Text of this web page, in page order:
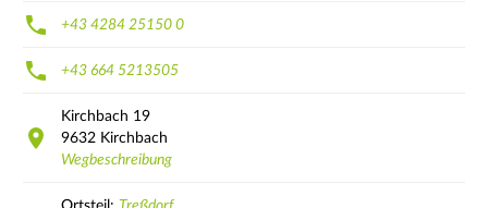
+43 4284 25150 0
+43 664 5213505
Kirchbach 19
9632 Kirchbach
Wegbeschreibung